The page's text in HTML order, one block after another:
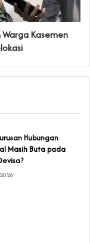
Warga Kasemen
Hubungan
Masih Buta pada